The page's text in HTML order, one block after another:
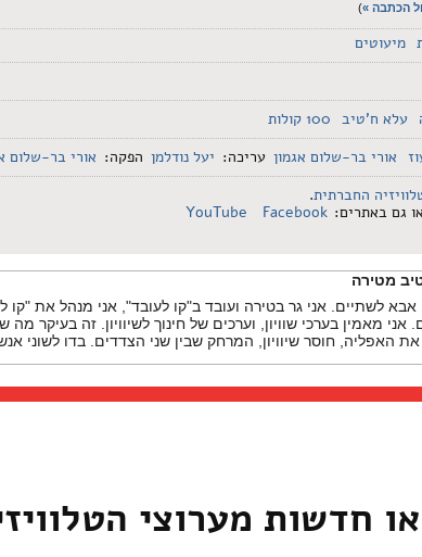
הכתבה »)
מיעוטים
עלא ח'טיב 100 קולות
אורי בר-שלום אגמון עריכה: יעל נודלמן הפקה: אורי בר-שלום
החברתית.
גם באתרים:
YouTube Facebook
מטירה
אבא לשתיים. אני גר בטירה ועובד ב"קו לעובד", אני מנהל את
אני מאמין בערכי שוויון, וערכים של חינוך לשיוויון. זה בעיקר
האפליה, חוסר שיוויון, המרחק שבין שני הצדדים. בדו לשוני
שהארגון הוא שוויוני ומתקדם.
ח'טיב מטירהחדשות מערוצי